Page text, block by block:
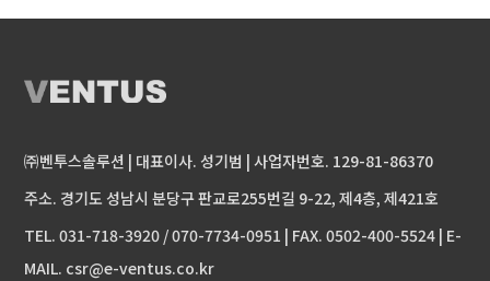
㈜벤투스솔루션 | 대표이사. 성기범 | 사업자번호. 129-81-86370
주소. 경기도 성남시 분당구 판교로255번길 9-22, 제4층, 제421호
TEL. 031-718-3920 / 070-7734-0951 | FAX. 0502-400-5524 | E-
MAIL. csr@e-ventus.co.kr